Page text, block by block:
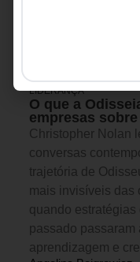
LIDERANÇA
O que a
empresas
Christopher Nolan
conversas
trajetória de
mais invisíveis das
quando
passado passaram
aprendizagem e